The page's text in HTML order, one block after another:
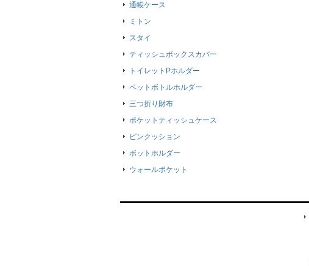
通帳ケース
ミトン
スタイ
ティッシュボックスカバー
トイレットPホルダー
ペットボトルホルダー
三つ折り財布
ポケットティッシュケース
ピンクッション
ポットホルダー
ウォールポケット